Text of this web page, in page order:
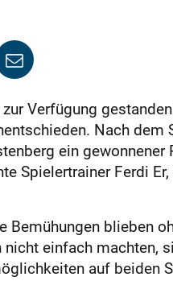
Verfügung
Nach
ein gewonnener
Spielertrainer Ferdi
Bemühungen blieben
einfach machten,
auf beiden